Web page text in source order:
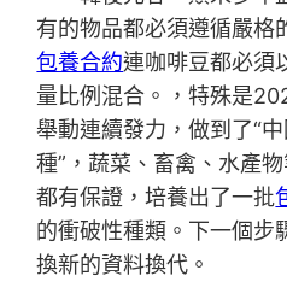
有的物品都必須遵循嚴格
包養合約連咖啡豆都必須
量比例混合。，特殊是
舉動連續發力，做到了“
種”，蔬菜、畜禽、水產
都有保證，培養出了一批
的衝破性種類。下一個步
換新的資料換代。